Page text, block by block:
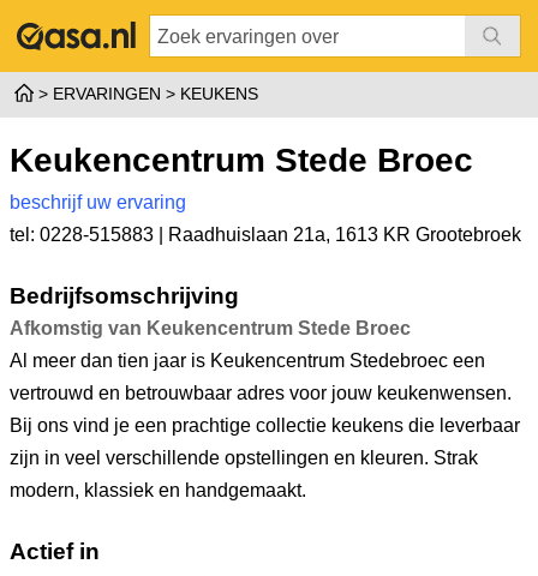
ERVARINGEN KEUKENS
Keukencentrum Stede Broec
beschrijf uw ervaring
tel: 0228-515883 |
Raadhuislaan 21a, 1613 KR Grootebroek
Bedrijfsomschrijving
Afkomstig van Keukencentrum Stede Broec
Al meer dan tien jaar is Keukencentrum Stedebroec een
vertrouwd en betrouwbaar adres voor jouw keukenwensen.
Bij ons vind je een prachtige collectie keukens die leverbaar
zijn in veel verschillende opstellingen en kleuren. Strak
modern, klassiek en handgemaakt.
Actief in